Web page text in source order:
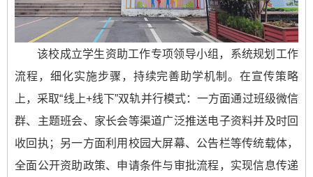
该校成立学生资助工作专项领导小组，系统规划工作
流程，细化实施步骤，持续完善助学机制。在宣传策略
上，采取“线上+线下”双轨并行模式：一方面通过班级微信
群、主题班会、家长会等渠道广泛推送电子资料并及时回
收回执；另一方面利用校园大屏幕、公告栏等传统载体，
全面公开资助政策、申请条件与审批流程，实现信息传递